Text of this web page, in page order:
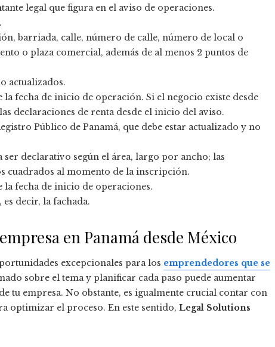
legal que figura en el aviso de operaciones.
barriada, calle, número de calle, número de local o
o plaza comercial, además de al menos 2 puntos de
actualizados.
la fecha de inicio de operación. Si el negocio existe desde
declaraciones de renta desde el inicio del aviso.
Público de Panamá, que debe estar actualizado y no
declarativo según el área, largo por ancho; las
cuadrados al momento de la inscripción.
la fecha de inicio de operaciones.
decir, la fachada.
en Panamá desde México
excepcionales para los emprendedores que se
sobre el tema y planificar cada paso puede aumentar
tu empresa. No obstante, es igualmente crucial contar con
optimizar el proceso. En este sentido, Legal Solutions